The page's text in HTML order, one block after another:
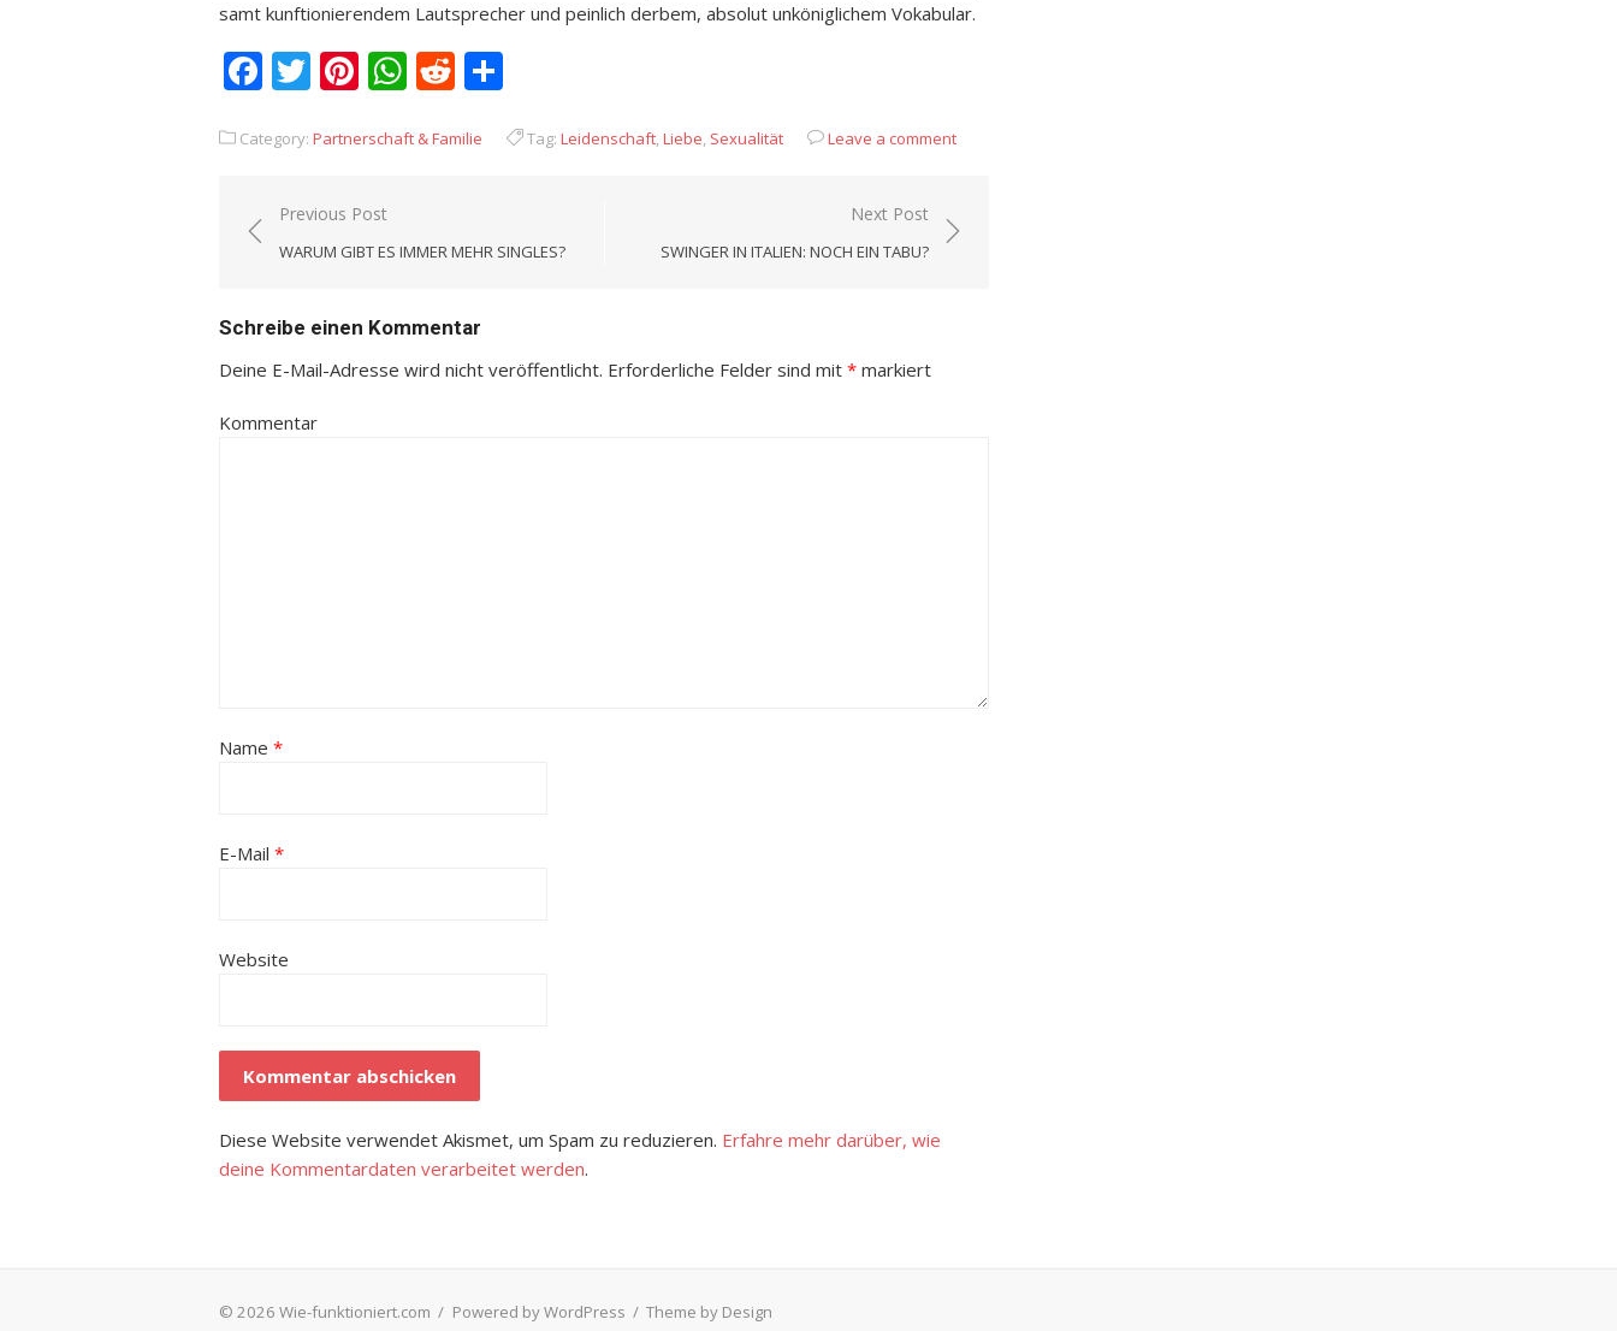
samt kunftionierendem Lautsprecher und peinlich derbem, absolut unköniglichem Vokabular.
Facebook
Twitter
Pinterest
WhatsApp
Reddit
Category: Partnerschaft & Familie Tag: Leidenschaft,Liebe, Sexualität Leave a comment
Beitrags-
Previous Post
WARUM GIBT ES IMMER MEHR SINGLES?
Next Post
SWINGER IN ITALIEN: NOCH EIN TABU?
Schreibe einen Kommentar
Deine E-Mail-Adresse wird nicht veröffentlicht. Erforderliche Felder sind mit * markiert
Kommentar
Name *
E-Mail *
Website
Diese Website verwendet Akismet, um Spam zu reduzieren. Erfahre mehr darüber, wie
deine Kommentardaten verarbeitet werden.
© 2026 Wie-funktioniert.com / Powered by WordPress / Theme by Design